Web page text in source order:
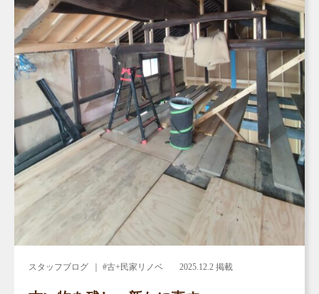
スタッフブログ ｜ #古+民家リノベ 2025.12.2 掲載